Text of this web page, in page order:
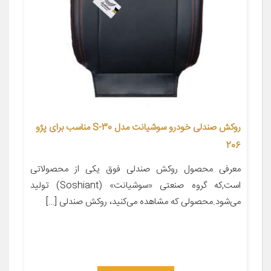
روکش صندلی خودرو سوشیانت مدل S-30 مناسب برای پژو
206
معرفی محصول روکش صندلی فوق یکی از محصولاتی
است,که گروه صنعتی «سوشیانت» (Soshiant) تولید
می‌شود.محصولی که مشاهده می‌کنید، روکش صندلی […]